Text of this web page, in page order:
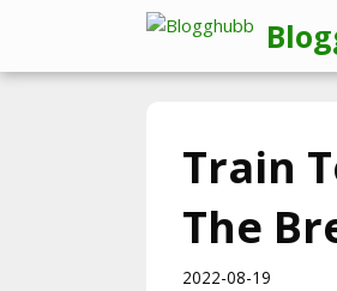
innehåll
Train
The
2022-08-19